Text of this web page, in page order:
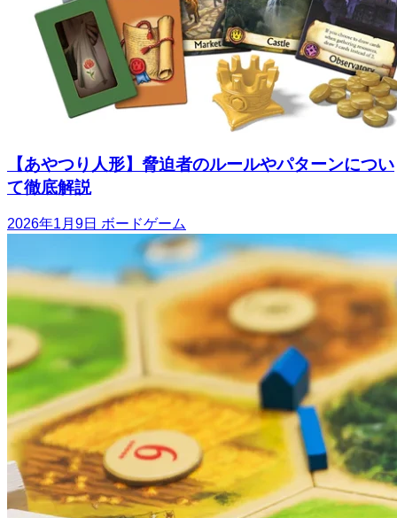
【あやつり人形】脅迫者のルールやパターンについ
て徹底解説
2026年1月9日 ボードゲーム